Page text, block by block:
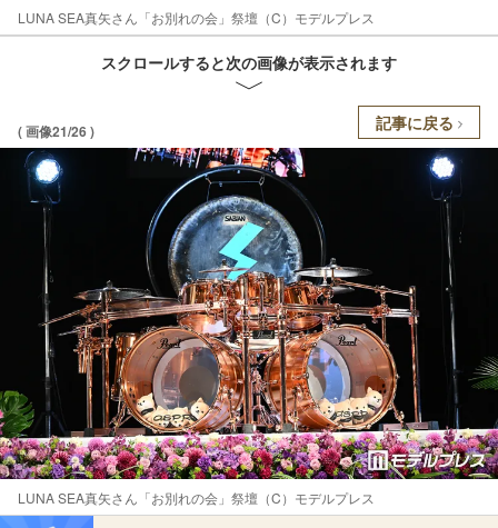
LUNA SEA真矢さん「お別れの会」祭壇（C）モデルプレス
スクロールすると次の画像が表示されます
( 画像21/26 ) 記事に戻る
LUNA SEA真矢さん「お別れの会」祭壇（C）モデルプレス